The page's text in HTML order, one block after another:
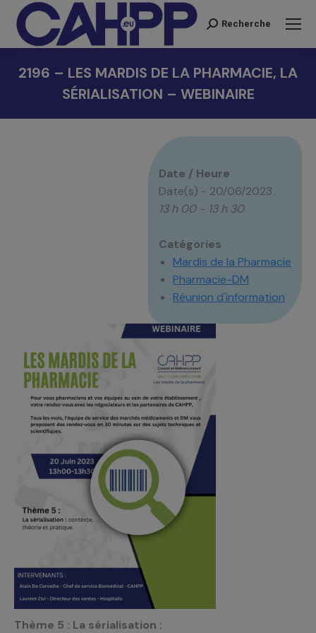
Recherche
Recherche
2196 – LES MARDIS DE LA PHARMACIE, LA
SÉRIALISATION – WEBINAIRE
Date / Heure
Date(s) - 20/06/2023
13 h 00 - 13 h 30
Catégories
Mardis de la Pharmacie
Pharmacie-DM
Réunion d'information
Thème 5 : La sérialisation :